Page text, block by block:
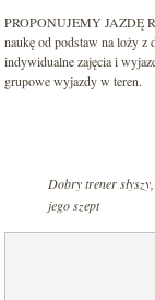
PROPONUJEMY JAZDĘ
naukę od podstaw na loży z
indywidualne zajęcia i
grupowe wyjazdy w teren.
Dobry trener
jego szept